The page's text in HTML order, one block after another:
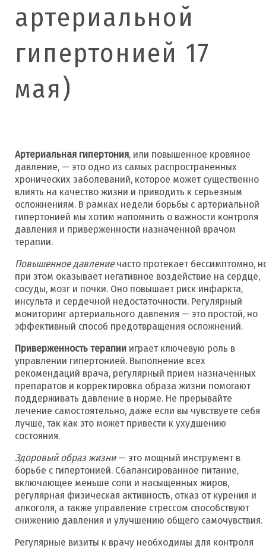
артериальной
гипертонией 17
мая)
Артериальная гипертония, или повышенное кровяное
давление, — это одно из самых распространенных
хронических заболеваний, которое может существенно
влиять на качество жизни и приводить к серьезным
осложнениям. В рамках недели борьбы с артериальной
гипертонией мы хотим напомнить о важности контроля
давления и приверженности назначенной врачом
терапии.
Повышенное давлениечасто протекает бессимптомно,
при этом оказывает негативное воздействие на сердце,
сосуды, мозг и почки. Оно повышает риск инфаркта,
инсульта и сердечной недостаточности. Регулярный
мониторинг артериального давления — это простой, но
эффективный способ предотвращения осложнений.
Приверженность терапии играет ключевую роль в
управлении гипертонией. Выполнение всех
рекомендаций врача, регулярный прием назначенных
препаратов и корректировка образа жизни помогают
поддерживать давление в норме. Не прерывайте
лечение самостоятельно, даже если вы чувствуете себя
лучше, так как это может привести к ухудшению
состояния.
Здоровый образ жизни— это мощный инструмент в
борьбе с гипертонией. Сбалансированное питание,
включающее меньше соли и насыщенных жиров,
регулярная физическая активность, отказ от курения и
алкоголя, а также управление стрессом способствуют
снижению давления и улучшению общего самочувствия.
Регулярные визиты к врачу необходимы для контроля